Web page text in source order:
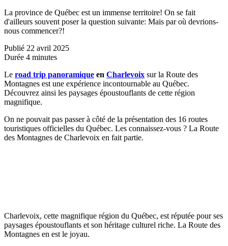
La province de Québec est un immense territoire! On se fait
d'ailleurs souvent poser la question suivante: Mais par où devrions-
nous commencer?!
Publié 22 avril 2025
Durée 4 minutes
Le road trip panoramique en Charlevoix sur la Route des
Montagnes est une expérience incontournable au Québec.
Découvrez ainsi les paysages époustouflants de cette région
magnifique.
On ne pouvait pas passer à côté de la présentation des 16 routes
touristiques officielles du Québec. Les connaissez-vous ? La Route
des Montagnes de Charlevoix en fait partie.
Charlevoix, cette magnifique région du Québec, est réputée pour ses
paysages époustouflants et son héritage culturel riche. La Route des
Montagnes en est le joyau.